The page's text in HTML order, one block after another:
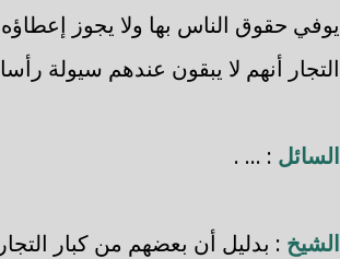
يوفي حقوق الناس بها ولا يجوز
التجار أنهم لا يبقون عندهم سيولة
السائل : ... .
الشيخ : بدليل أن بعضهم من كبار